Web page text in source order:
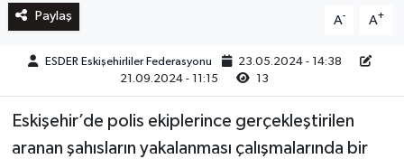
Paylaş A- A+
ESDER Eskişehirliler Federasyonu
23.05.2024 - 14:38
21.09.2024 - 11:15
13
Eskişehir’de polis ekiplerince gerçekleştirilen
aranan şahısların yakalanması çalışmalarında bir